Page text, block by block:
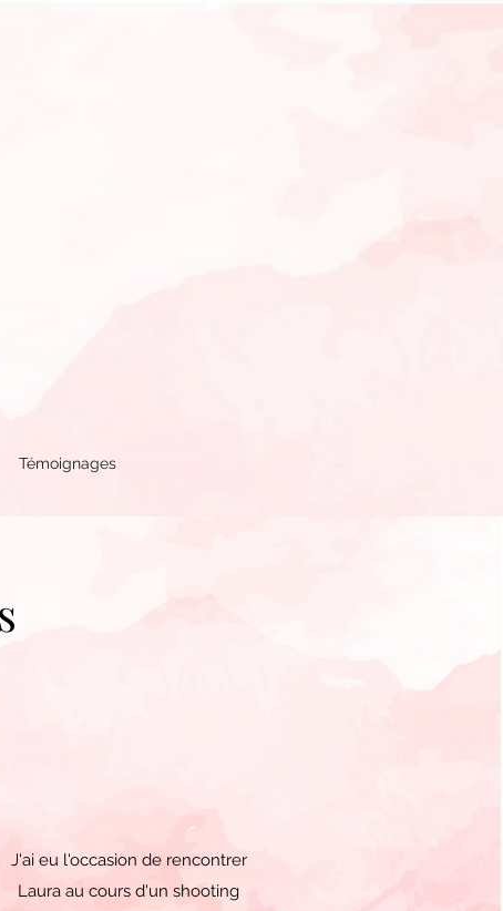
Témoignages
J'ai eu l'occasion de rencontrer
Laura au cours d'un shooting